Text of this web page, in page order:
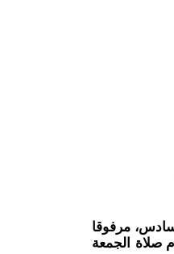
مرفوقا
صلاة الجمعة